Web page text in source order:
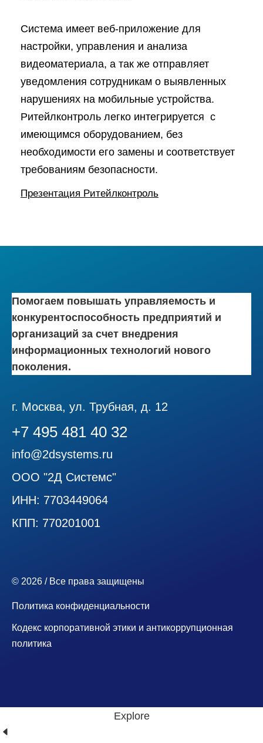
Система имеет веб-приложение для
настройки, управления и анализа
видеоматериала, а так же отправляет
уведомления сотрудникам о выявленных
нарушениях на мобильные устройства.
Ритейлконтроль легко интегрируется с
имеющимся оборудованием, без
необходимости его замены и соответствует
требованиям безопасности.
Презентация Ритейлконтроль
Помогаем повышать управляемость и
конкурентоспособность предприятий и
организаций за счет внедрения
информационных технологий нового
поколения.
г. Москва, ул. Трубная, д. 12
+7 495 481 40 32
info@2dsystems.ru
ООО "2Д Системс"
ИНН: 7703449064
КПП: 770201001
© 2026 / Все права защищены
Политика конфиденциальности
Кодекс корпоративной этики и антикоррупционная
политика
Explore